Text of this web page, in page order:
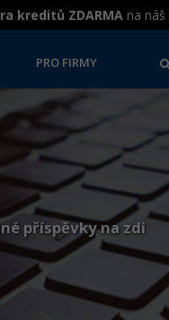
kreditů ZDARMA na náš
PRO FIRMY
příspěvky na zdi